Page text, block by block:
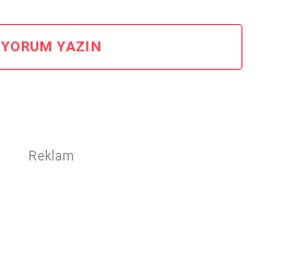
YORUM YAZIN
Reklam